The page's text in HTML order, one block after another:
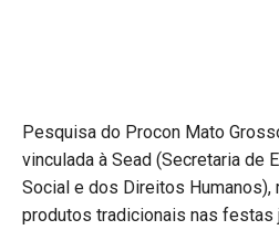
Pesquisa do Procon Mato
vinculada à Sead (Secretaria de
Social e dos Direitos Humanos),
produtos tradicionais nas festas